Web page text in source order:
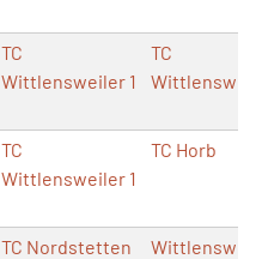
TC
Wittlensweiler 1
TC
TC
Wittlensweiler 1
TC Horb
TC Nordstetten